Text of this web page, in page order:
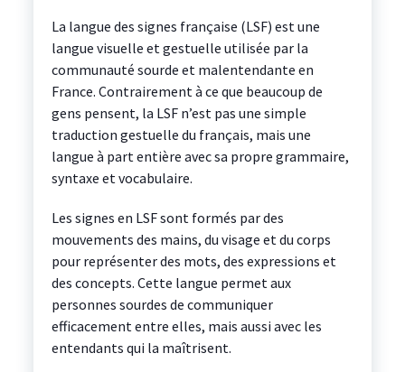
La langue des signes française (LSF) est une
langue visuelle et gestuelle utilisée par la
communauté sourde et malentendante en
France. Contrairement à ce que beaucoup de
gens pensent, la LSF n’est pas une simple
traduction gestuelle du français, mais une
langue à part entière avec sa propre grammaire,
syntaxe et vocabulaire.
Les signes en LSF sont formés par des
mouvements des mains, du visage et du corps
pour représenter des mots, des expressions et
des concepts. Cette langue permet aux
personnes sourdes de communiquer
efficacement entre elles, mais aussi avec les
entendants qui la maîtrisent.